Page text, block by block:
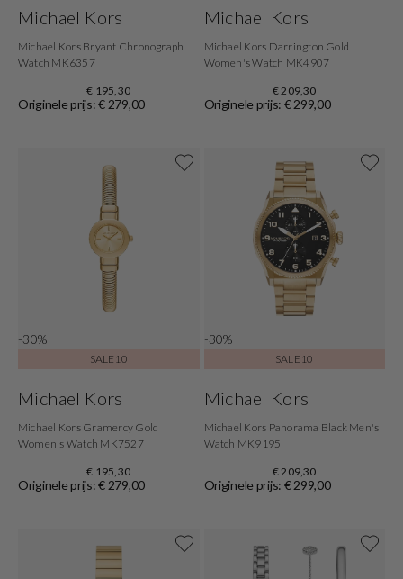
Michael Kors
Michael Kors Bryant Chronograph
Watch MK6357
€ 195,30
Originele prijs: € 279,00
Michael Kors
Michael Kors Darrington Gold
Women's Watch MK4907
€ 209,30
Originele prijs: € 299,00
-30%
SALE10
Michael Kors
Michael Kors Gramercy Gold
Women's Watch MK7527
€ 195,30
Originele prijs: € 279,00
-30%
SALE10
Michael Kors
Michael Kors Panorama Black Men's
Watch MK9195
€ 209,30
Originele prijs: € 299,00